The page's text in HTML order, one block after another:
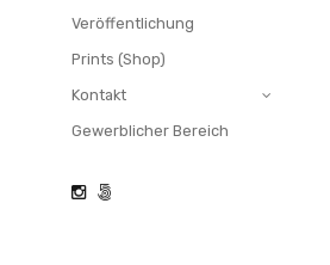
Veröffentlichung
Prints (Shop)
Kontakt
Gewerblicher Bereich